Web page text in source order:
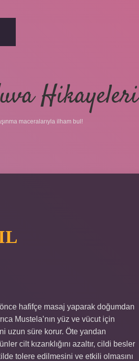
Hikayeleri
maceralarıyla ilham bul!
hafifçe masaj yaparak doğumdan
Mustela’nın yüz ve vücut için
uzun süre korur. Öte yandan
cilt kızarıklığını azaltır, cildi besler
tolere edilmesini ve etkili olmasını